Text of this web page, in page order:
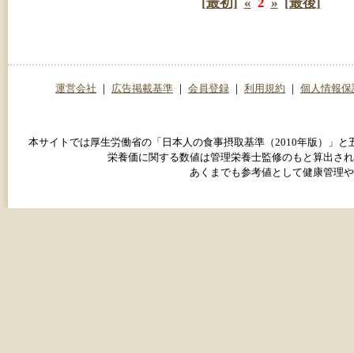
運営会社 ｜ 広告掲載基準 ｜ 会員登録 ｜ 利用規約 ｜ 個人情報保
本サイトでは厚生労働省の「日本人の食事摂取基準（2010年版）」
栄養価に関する数値は管理栄養士監修のもと算出さ
あくまでも参考値として健康管理